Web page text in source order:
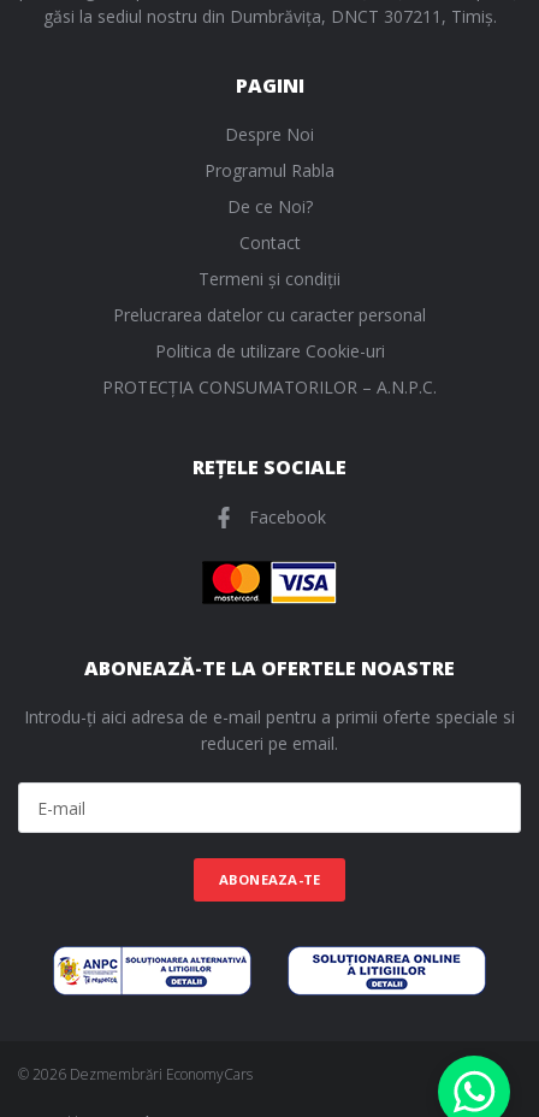
găsi la sediul nostru din Dumbrăvița, DNCT 307211, Timiș.
PAGINI
Despre Noi
Programul Rabla
De ce Noi?
Contact
Termeni și condiții
Prelucrarea datelor cu caracter personal
Politica de utilizare Cookie-uri
PROTECŢIA CONSUMATORILOR – A.N.P.C.
REȚELE SOCIALE
Facebook
ABONEAZĂ-TE LA OFERTELE NOASTRE
Introdu-ți aici adresa de e-mail pentru a primii oferte speciale si
reduceri pe email.
ABONEAZA-TE
© 2026 Dezmembrări EconomyCars